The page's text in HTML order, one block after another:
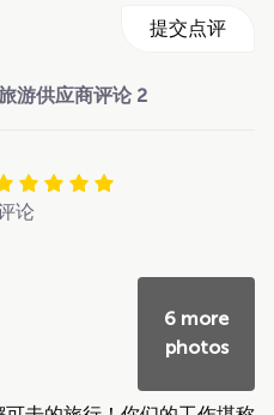
提交点评
旅游供应商评论 2
论
6 more
photos